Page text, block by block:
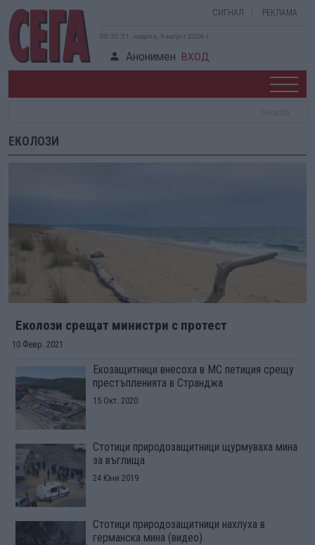
СИГНАЛ РЕКЛАМА
00:35:21, неделя, 9 август 2026 г.
Анонимен ВХОД
ЕКОЛОЗИ
Еколози срещат министри с протест
10 Февр. 2021
Екозащитници внесоха в МС петиция срещу
престъпленията в Странджа
15 Окт. 2020
Стотици природозащитници щурмуваха мина
за въглища
24 Юни 2019
Стотици природозащитници нахлуха в
германска мина (видео)